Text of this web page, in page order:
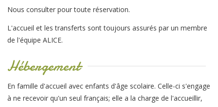
Nous consulter pour toute réservation.
L'accueil et les transferts sont toujours assurés par un membre
de l'équipe ALICE.
Hébergement
En famille d'accueil avec enfants d'âge scolaire. Celle-ci s'engage
à ne recevoir qu'un seul français; elle a la charge de l'accueillir,